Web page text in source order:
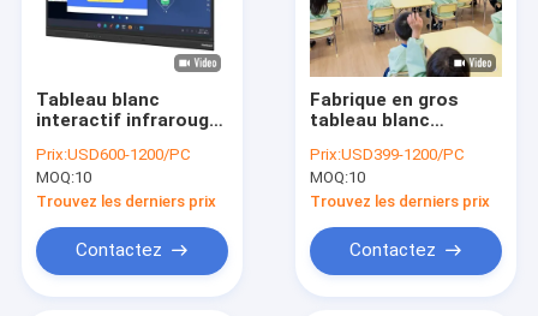
Tableau blanc
interactif infrarouge
avec connexion de
port USB Conception
personnalisée
Affichage interactif à
écran plat
Prix:USD600-1200/PC
MOQ:10
Trouvez les derniers prix
Contactez
Fabrique en gros
tableau blanc
avec connexion HDMI
USB Conception
personnalisée
Interactif affichage
de panneau plat
Smart Touch Board
fonctionnalité
Prix:USD399-1200/PC
MOQ:10
Trouvez les derniers prix
Contactez